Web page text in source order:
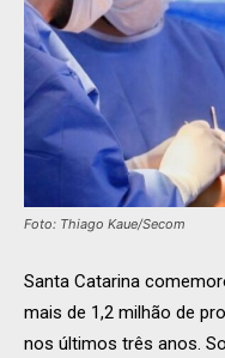
Foto: Thiago Kaue/Secom
Santa Catarina
mais de 1,2 milhão de
nos últimos três anos.